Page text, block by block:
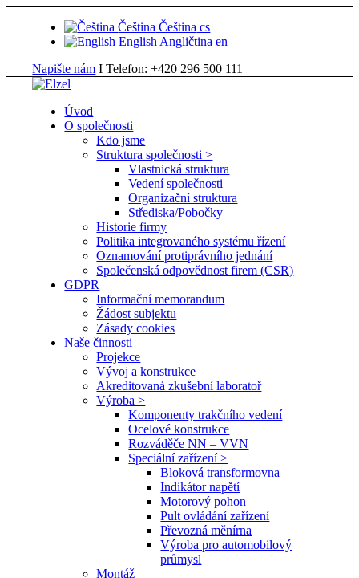
Čeština Čeština cs
English Angličtina en
Napište nám I Telefon: +420 296 500 111
Úvod
O společnosti
Kdo jsme
Struktura společnosti >
Vlastnická struktura
Vedení společnosti
Organizační struktura
Střediska/Pobočky
Historie firmy
Politika integrovaného systému řízení
Oznamování protiprávního jednání
Společenská odpovědnost firem (CSR)
GDPR
Informační memorandum
Žádost subjektu
Zásady cookies
Naše činnosti
Projekce
Vývoj a konstrukce
Akreditovaná zkušební laboratoř
Výroba >
Komponenty trakčního vedení
Ocelové konstrukce
Rozváděče NN – VVN
Speciální zařízení >
Bloková transformovna
Indikátor napětí
Motorový pohon
Pult ovládání zařízení
Převozná měnírna
Výroba pro automobilový
průmysl
Montáž